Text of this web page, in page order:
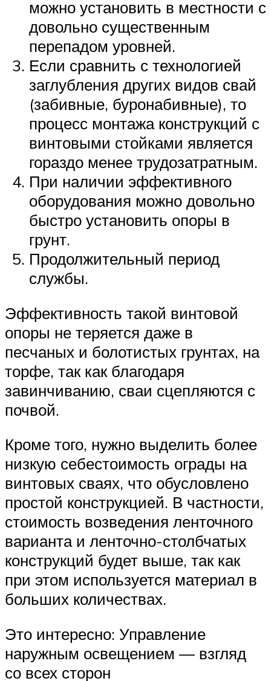
можно установить в местности с
довольно существенным
перепадом уровней.
Если сравнить с технологией
заглубления других видов свай
(забивные, буронабивные), то
процесс монтажа конструкций с
винтовыми стойками является
гораздо менее трудозатратным.
При наличии эффективного
оборудования можно довольно
быстро установить опоры в
грунт.
Продолжительный период
службы.
Эффективность такой винтовой
опоры не теряется даже в
песчаных и болотистых грунтах, на
торфе, так как благодаря
завинчиванию, сваи сцепляются с
почвой.
Кроме того, нужно выделить более
низкую себестоимость ограды на
винтовых сваях, что обусловлено
простой конструкцией. В частности,
стоимость возведения ленточного
варианта и ленточно-столбчатых
конструкций будет выше, так как
при этом используется материал в
больших количествах.
Это интересно: Управление
наружным освещением — взгляд
со всех сторон